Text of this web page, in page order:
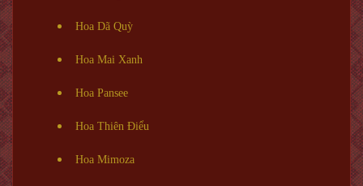
Hoa Dã Quỳ
Hoa Mai Xanh
Hoa Pansee
Hoa Thiên Điểu
Hoa Mimoza